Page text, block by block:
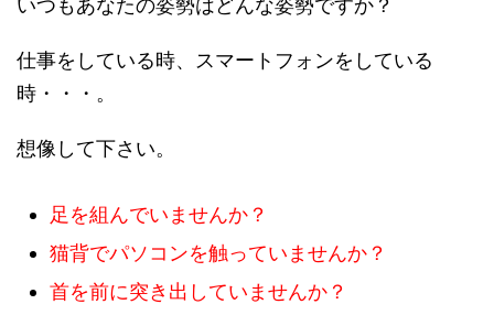
いつもあなたの姿勢はどんな姿勢ですか？
仕事をしている時、スマートフォンをしている
時・・・。
想像して下さい。
足を組んでいませんか？
猫背でパソコンを触っていませんか？
首を前に突き出していませんか？